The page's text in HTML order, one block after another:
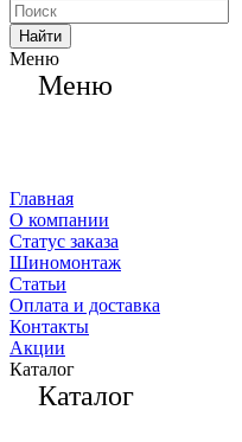
Найти
Меню
Меню
Главная
О компании
Статус заказа
Шиномонтаж
Статьи
Оплата и доставка
Контакты
Акции
Каталог
Каталог